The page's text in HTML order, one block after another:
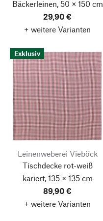
Bäckerleinen, 50 × 150 cm
29,90 €
+ weitere Varianten
Exklusiv
Leinenweberei Vieböck
Tischdecke rot-weiß
kariert, 135 × 135 cm
89,90 €
+ weitere Varianten